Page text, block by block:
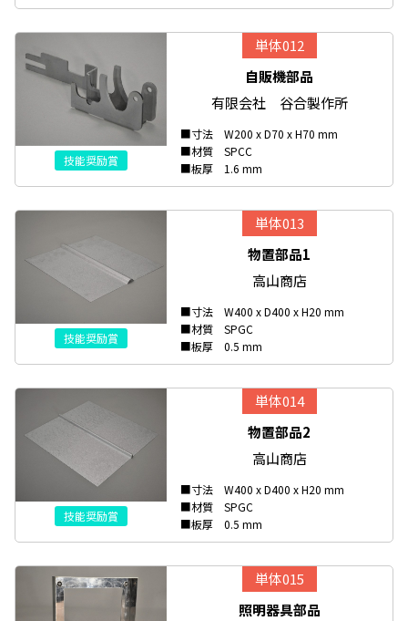
技能奨励賞
単体012
自販機部品
有限会社 谷合製作所
■寸法 W200 x D70 x H70 mm
■材質 SPCC
■板厚 1.6 mm
技能奨励賞
単体013
物置部品1
高山商店
■寸法 W400 x D400 x H20 mm
■材質 SPGC
■板厚 0.5 mm
技能奨励賞
単体014
物置部品2
高山商店
■寸法 W400 x D400 x H20 mm
■材質 SPGC
■板厚 0.5 mm
単体015
照明器具部品